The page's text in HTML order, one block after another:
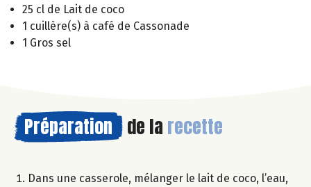
25 cl de Lait de coco
1 cuillère(s) à café de Cassonade
1 Gros sel
Préparation de la recette
Dans une casserole, mélanger le lait de coco, l’eau,